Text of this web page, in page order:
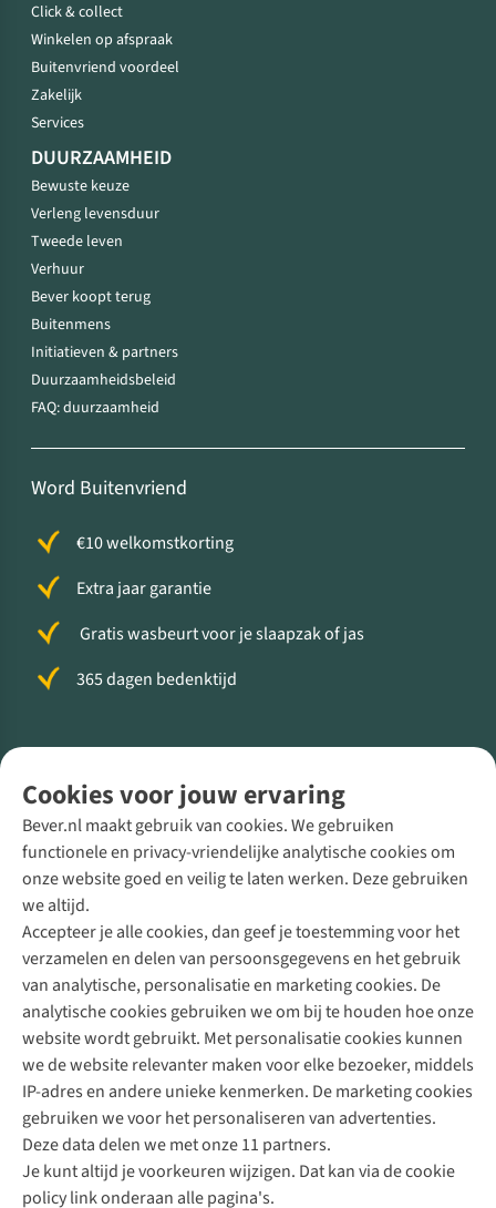
Cookies voor jouw ervaring
Bever.nl maakt gebruik van cookies. We gebruiken
functionele en privacy-vriendelijke analytische cookies om
onze website goed en veilig te laten werken. Deze gebruiken
we altijd.
Accepteer je alle cookies, dan geef je toestemming voor het
verzamelen en delen van persoonsgegevens en het gebruik
van analytische, personalisatie en marketing cookies. De
analytische cookies gebruiken we om bij te houden hoe onze
website wordt gebruikt. Met personalisatie cookies kunnen
we de website relevanter maken voor elke bezoeker, middels
IP-adres en andere unieke kenmerken. De marketing cookies
gebruiken we voor het personaliseren van advertenties.
Deze data delen we met onze 11 partners.
Je kunt altijd je voorkeuren wijzigen. Dat kan via de cookie
policy link onderaan alle pagina's.
Click & collect
Winkelen op afspraak
Buitenvriend voordeel
Zakelijk
Services
DUURZAAMHEID
Bewuste keuze
Verleng levensduur
Tweede leven
Verhuur
Bever koopt terug
Buitenmens
Initiatieven & partners
Duurzaamheidsbeleid
FAQ: duurzaamheid
Word Buitenvriend
€10 welkomstkorting
Extra jaar garantie
Gratis wasbeurt voor je slaapzak of jas
365 dagen bedenktijd
Direct advies van een Buitenexpert
+31 (0)85 888 50 88
+31 6 12 28 49 80
Contactformulier